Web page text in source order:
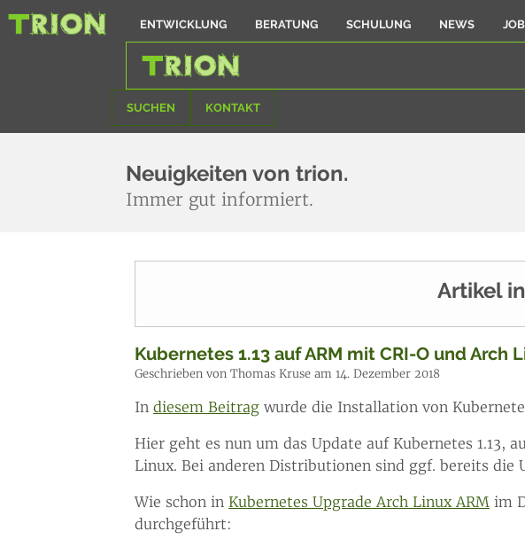
ENTWICKLUNG BERATUNG SCHULUNG NEWS JOB
SUCHEN KONTAKT
Neuigkeiten von trion.
Immer gut informiert.
Artikel
Kubernetes 1.13 auf ARM mit CRI-O und Arch
Geschrieben von Thomas Kruse am 14. Dezember 2018
In diesem Beitrag wurde die Installation von
Hier geht es nun um das Update auf Kubernetes 1.13,
Linux. Bei anderen Distributionen sind ggf. bereits die
Wie schon in Kubernetes Upgrade Arch Linux ARM im
durchgeführt: